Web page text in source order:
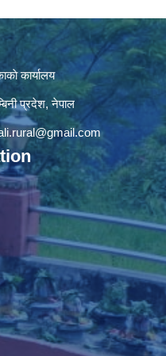
कार्यालय
प्रदेश, नेपाल